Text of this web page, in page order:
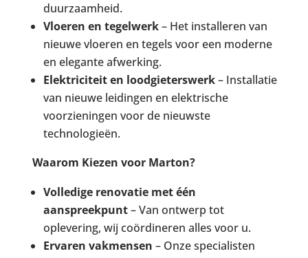
duurzaamheid.
Vloeren en tegelwerk– Het installeren van
nieuwe vloeren en tegels voor een moderne
en elegante afwerking.
Elektriciteit en loodgieterswerk– Installatie
van nieuwe leidingen en elektrische
voorzieningen voor de nieuwste
technologieën.
Waarom Kiezen voor Marton?
Volledige renovatie met één
aanspreekpunt– Van ontwerp tot
oplevering, wij coördineren alles voor u.
Ervaren vakmensen – Onze specialisten